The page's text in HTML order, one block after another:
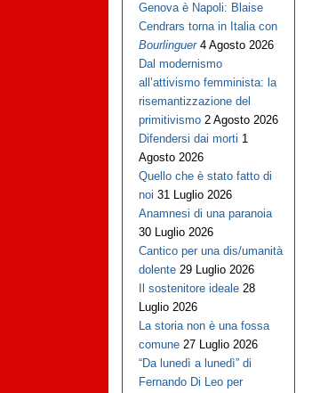
Genova è Napoli: Blaise
Cendrars torna in Italia con
Bourlinguer 4 Agosto 2026
Dal modernismo
all’attivismo femminista: la
risemantizzazione del
primitivismo 2 Agosto 2026
Difendersi dai morti 1
Agosto 2026
Quello che è stato fatto di
noi 31 Luglio 2026
Anamnesi di una paranoia
30 Luglio 2026
Cantico per una dis/umanità
dolente 29 Luglio 2026
Il sostenitore ideale 28
Luglio 2026
La storia non è una fossa
comune 27 Luglio 2026
“Da lunedì a lunedì” di
Fernando Di Leo per